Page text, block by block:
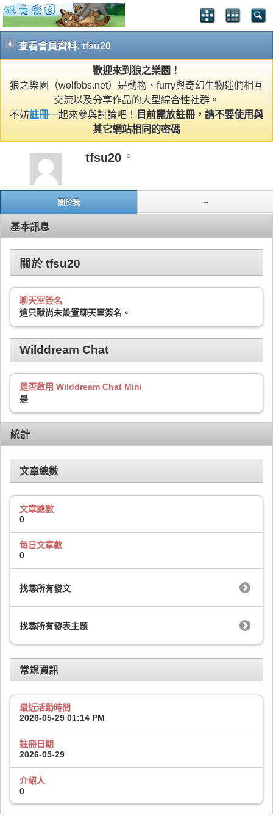
查看會員資料: tfsu20
歡迎來到狼之樂園！
狼之樂園（wolfbbs.net）是動物、furry與奇幻生物迷們相互
交流以及分享作品的大型綜合性社群。
不妨註冊一起來參與討論吧！
目前開放註冊，請不要使用與
其它網站相同的密碼
tfsu20
關於我 ...
基本訊息
關於 tfsu20
聊天室簽名
這只獸尚未設置聊天室簽名。
Wilddream Chat
是否啟用 Wilddream Chat Mini
是
統計
文章總數
文章總數
0
每日文章數
0
找尋所有發文
找尋所有發表主題
常規資訊
最近活動時間
2026-05-29 01:14 PM
註冊日期
2026-05-29
介紹人
0